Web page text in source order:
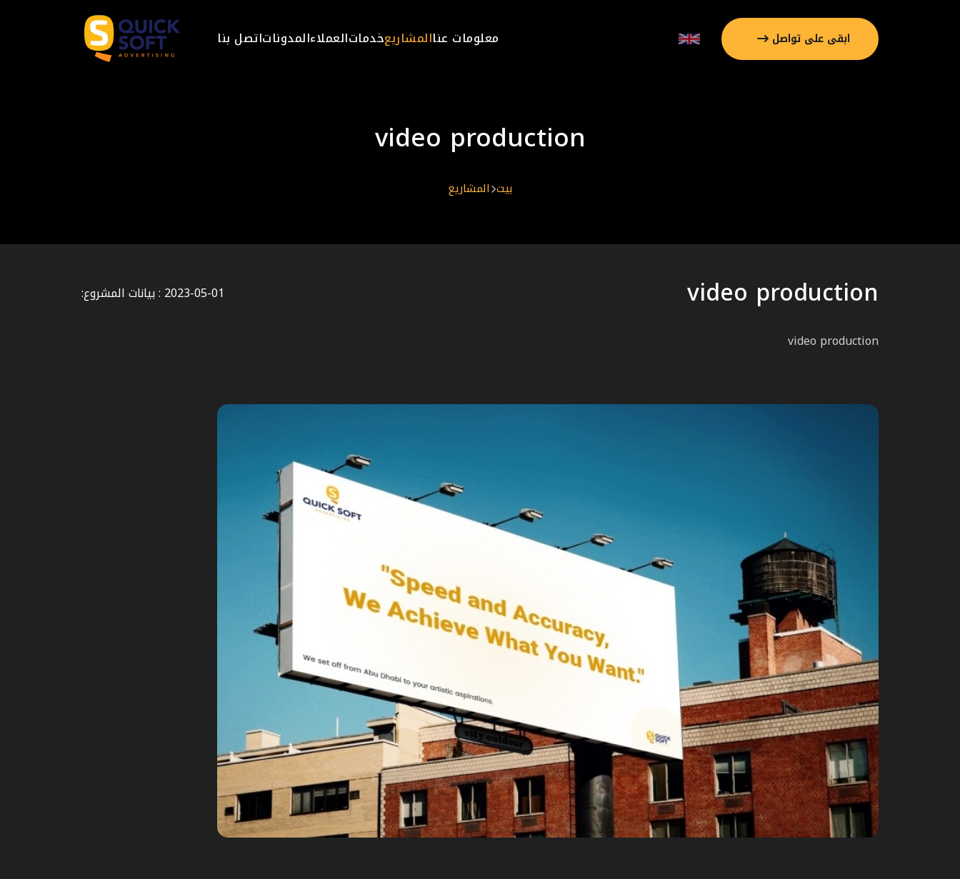
معلومات عناالمشاريعخدماتالعملاءالمدوناتاتصل بنا ابقى على تواصل
video production
بيت المشاريع
video production 2023-05-01 : بيانات المشروع:
video production